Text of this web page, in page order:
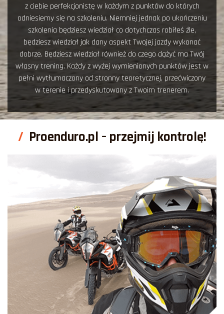
z ciebie perfekcjonistę w każdym z punktów do których
odniesiemy się na szkoleniu. Niemniej jednak po ukończeniu
szkolenia będziesz wiedział co dotychczas robiłeś źle,
będziesz wiedział jak dany aspekt Twojej jazdy wykonać
dobrze. Będziesz wiedział również do czego dążyć ma Twój
własny trening. Każdy z wyżej wymienionych punktów jest w
pełni wytłumaczony od stronny teoretycznej, przećwiczony
w terenie i przedyskutowany z Twoim trenerem.
Proenduro.pl – przejmij kontrolę!